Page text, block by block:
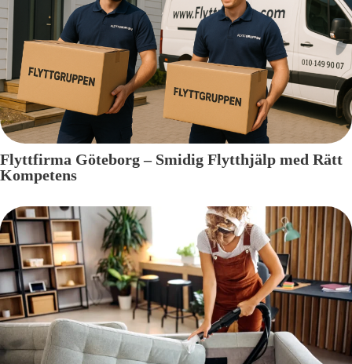
Flyttfirma Göteborg – Smidig Flytthjälp med Rätt
Kompetens